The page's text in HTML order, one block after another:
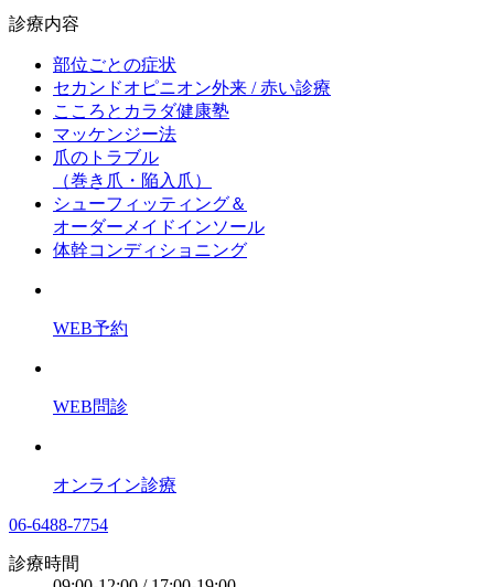
診療内容
部位ごとの症状
セカンドオピニオン外来 / 赤い診療
こころとカラダ健康塾
マッケンジー法
爪のトラブル
（巻き爪・陥入爪）
シューフィッティング＆
オーダーメイドインソール
体幹コンディショニング
WEB予約
WEB問診
オンライン診療
06-6488-7754
診療時間